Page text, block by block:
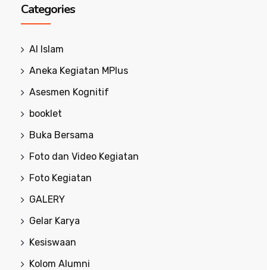
Categories
Al Islam
Aneka Kegiatan MPlus
Asesmen Kognitif
booklet
Buka Bersama
Foto dan Video Kegiatan
Foto Kegiatan
GALERY
Gelar Karya
Kesiswaan
Kolom Alumni